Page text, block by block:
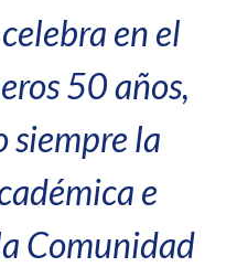
en el
50 años,
siempre la
e
Comunidad